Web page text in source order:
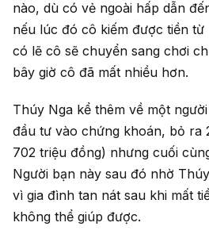
nào, dù có vẻ ngoài hấp dẫn
nếu lúc đó cô kiếm được tiền
có lẽ cô sẽ chuyển sang chơi
bây giờ cô đã mất nhiều hơn.
Thúy Nga kể thêm về một
đầu tư vào chứng khoán, bỏ ra
702 triệu đồng) nhưng cuối
Người bạn này sau đó nhờ
vì gia đình tan nát sau khi mất
không thể giúp được.